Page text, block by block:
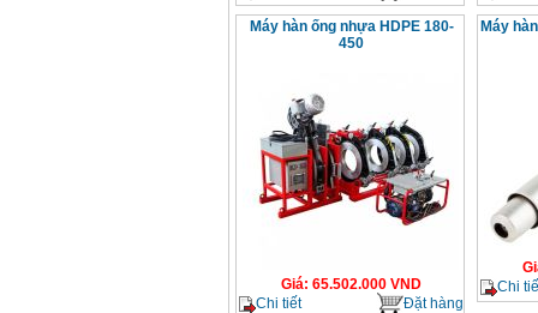
Máy hàn ống nhựa HDPE 180-
450
Giá: 65.502.000 VND
Chi tiết
Đặt hàng
Máy
Chi